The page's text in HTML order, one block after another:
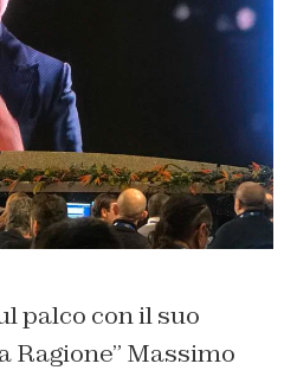
palco con il suo
Ragione” Massimo